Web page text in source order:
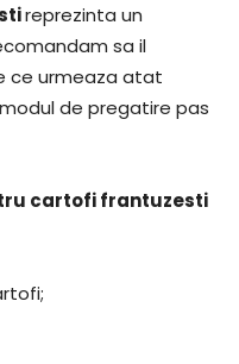
reprezinta un
sa il
ce urmeaza atat
de pregatire pas
cartofi frantuzesti